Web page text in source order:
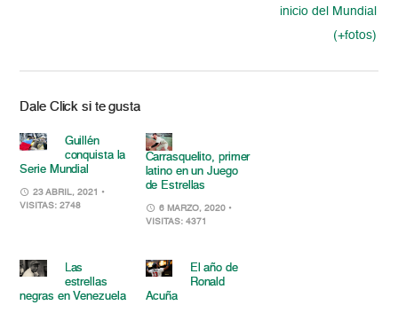
inicio del Mundial
(+fotos)
Dale Click si te gusta
Guillén
conquista la
Serie Mundial
23 ABRIL, 2021 •
VISITAS: 2748
Carrasquelito, primer
latino en un Juego
de Estrellas
6 MARZO, 2020 •
VISITAS: 4371
Las
estrellas
negras en Venezuela
El año de
Ronald
Acuña